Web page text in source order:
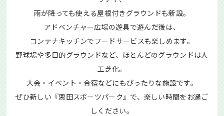
お問合せ
ひろしま・やまぐち公共施設予約サービス
雨が降っても使える屋根付きグラウンドも新設。
アドベンチャー広場の遊具で遊んだ後は、
コンテナキッチンでフードサービスも楽しめます。
野球場や多目的グラウンドなど、ほとんどのグラウンドは人
工芝化。
大会・イベント・合宿などにもぴったりな施設です。
ぜひ新しい『恩田スポーツパーク』で、楽しい時間をお過ご
しください。